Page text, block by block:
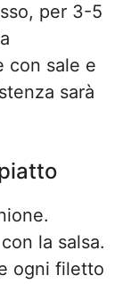
per 3-5
con sale e
sarà
la salsa.
ogni filetto